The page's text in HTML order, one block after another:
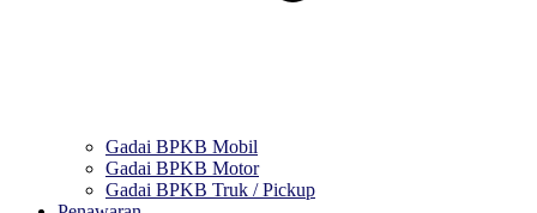
Gadai BPKB Mobil
Gadai BPKB Motor
Gadai BPKB Truk / Pickup